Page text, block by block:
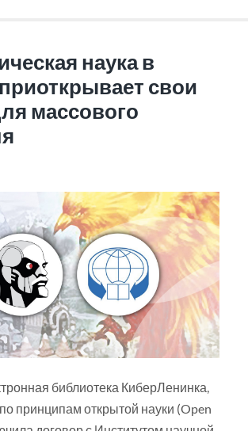
наука в
свои
массового
библиотека КиберЛенинка,
принципам открытой науки (Open